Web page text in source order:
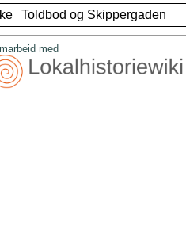
Toldbod og Skippergaden
med